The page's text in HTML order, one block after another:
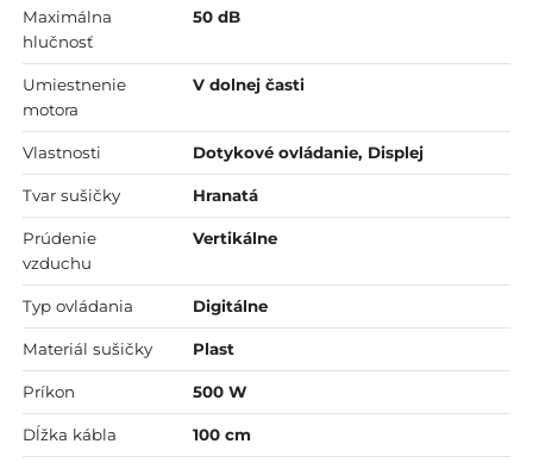
Maximálna
hlučnosť
50 dB
Umiestnenie
motora
V dolnej časti
Vlastnosti Dotykové ovládanie, Displej
Tvar sušičky Hranatá
Prúdenie
vzduchu
Vertikálne
Typ ovládania Digitálne
Materiál sušičky Plast
Príkon 500 W
Dĺžka kábla 100 cm